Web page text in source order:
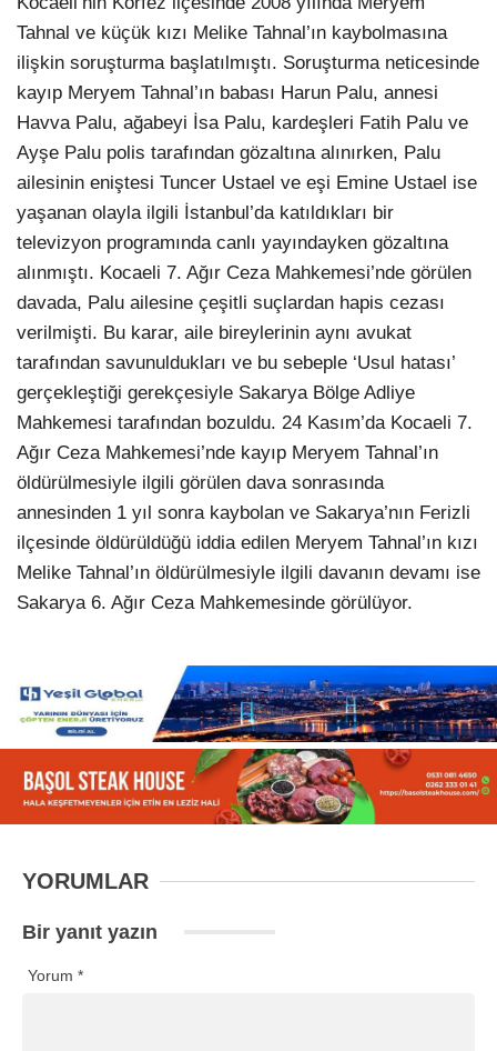
Tahnal ve küçük kızı Melike Tahnal’ın kaybolmasına
ilişkin soruşturma başlatılmıştı. Soruşturma neticesinde
kayıp Meryem Tahnal’ın babası Harun Palu, annesi
Havva Palu, ağabeyi İsa Palu, kardeşleri Fatih Palu ve
Ayşe Palu polis tarafından gözaltına alınırken, Palu
ailesinin eniştesi Tuncer Ustael ve eşi Emine Ustael ise
yaşanan olayla ilgili İstanbul’da katıldıkları bir
televizyon programında canlı yayındayken gözaltına
alınmıştı. Kocaeli 7. Ağır Ceza Mahkemesi’nde görülen
davada, Palu ailesine çeşitli suçlardan hapis cezası
verilmişti. Bu karar, aile bireylerinin aynı avukat
tarafından savunuldukları ve bu sebeple ‘Usul hatası’
gerçekleştiği gerekçesiyle Sakarya Bölge Adliye
Mahkemesi tarafından bozuldu. 24 Kasım’da Kocaeli 7.
Ağır Ceza Mahkemesi’nde kayıp Meryem Tahnal’ın
öldürülmesiyle ilgili görülen dava sonrasında
annesinden 1 yıl sonra kaybolan ve Sakarya’nın Ferizli
ilçesinde öldürüldüğü iddia edilen Meryem Tahnal’ın kızı
Melike Tahnal’ın öldürülmesiyle ilgili davanın devamı ise
Sakarya 6. Ağır Ceza Mahkemesinde görülüyor.
YORUMLAR
Bir yanıt yazın
Yorum *